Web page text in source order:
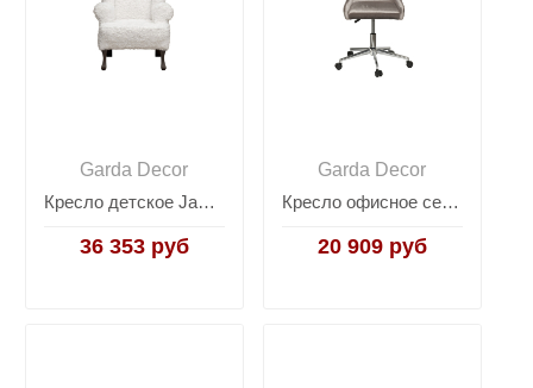
Garda Decor
Кресло детское Jasper белое GD-JASPER-4К
36 353 руб
Garda Decor
Кресло офисное серое велюровое/хром GY-Z020KRES-TS
20 909 руб